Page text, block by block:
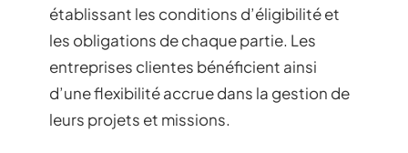
établissant les conditions d’éligibilité et
les obligations de chaque partie. Les
entreprises clientes bénéficient ainsi
d’une flexibilité accrue dans la gestion de
leurs projets et missions.